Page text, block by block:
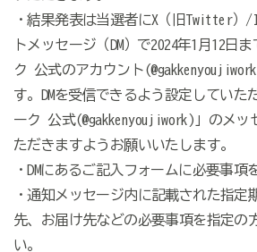
・結果発表は当選者にX（旧Twitter）/
トメッセージ（DM）で2024年1月12日
ク 公式のアカウント
す。DMを受信できるよう設定していた
ーク 公式(@gakkenyoujiwork)」のメッ
ただきますようお願いいたします。
・DMにあるご記入フォームに必要事項
・通知メッセージ内に記載された指定
先、お届け先などの必要事項を指定の
い。